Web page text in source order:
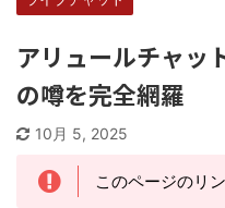
アリュールチャッ
の噂を完全網羅
10月 5, 2025
このページのリ